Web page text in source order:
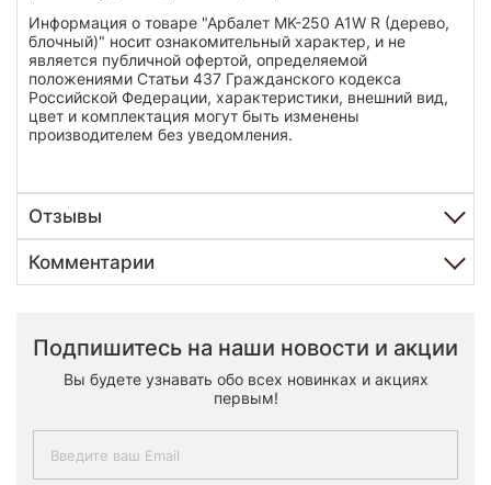
Информация о товаре "Арбалет MK-250 A1W R (дерево,
блочный)" носит ознакомительный характер, и не
является публичной офертой, определяемой
положениями Статьи 437 Гражданского кодекса
Российской Федерации, характеристики, внешний вид,
цвет и комплектация могут быть изменены
производителем без уведомления.
Отзывы
Комментарии
Подпишитесь на наши новости и акции
Вы будете узнавать обо всех новинках и акциях
первым!